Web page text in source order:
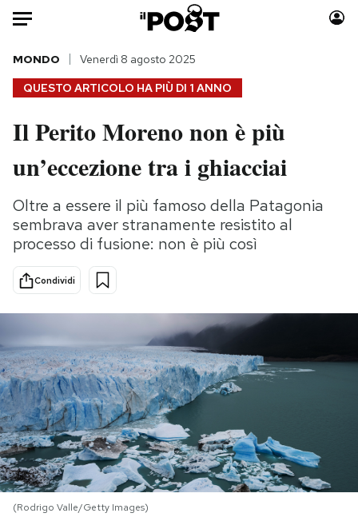
Auto
HOME
Italia
Politica
Tecnologia
Internet
Scienza
Cultura
Economia
Moda
Consumismi
Storie/Idee
Ok Boomer!
Media
Mondiali calcio 2026
PODCAST
NEWSLETTER
I MIEI PREFERITI
QUESTO ARTICOLO HA PIÙ DI 1 ANNO
MONDO Venerdì 8 agosto 2025
Il Perito Moreno non è più
un’eccezione tra i ghiacciai
Oltre a essere il più famoso della Patagonia
sembrava aver stranamente resistito al
processo di fusione: non è più così
Condividi
(Rodrigo Valle/Getty Images)